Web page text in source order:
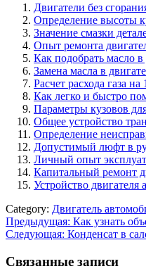
Двигатели без
Определение высоты
Значение смазки
Опыт ремонта
Как подобрать масло
Замена масла в
Расчет расхода газа на
Как легко и быстро
Параметры кузовов
Общее устройство
Определение
Допустимый люфт в
Личный опыт
Капитальный ремонт
Устройство двигателя
Category: Двигатель
Навигация
по
записям
Предыдущая: Как узнать
Следующая: Конденсат в
Связанные записи